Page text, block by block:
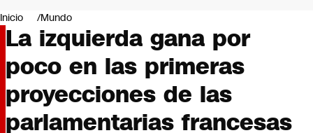
Negocios
Deportes
Programas completos
Cultura
Servicios
Bits
CNN Data
CNN tiempo
Inicio Mundo
La izquierda gana por
poco en las primeras
proyecciones de las
parlamentarias francesas